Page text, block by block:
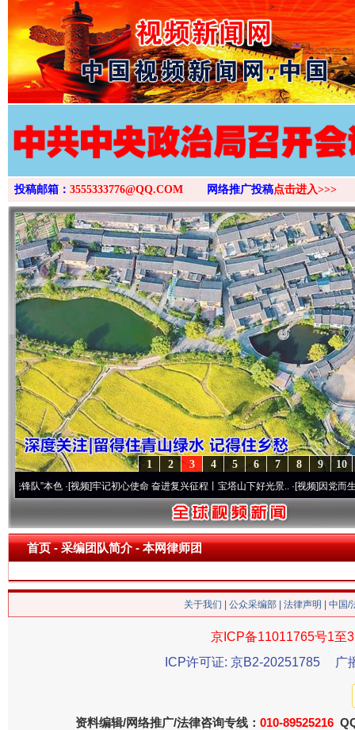
>
投稿邮箱： 3555333776@QQ.COM 网络推广投稿点击进入>>>
10
9
8
7
6
5
4
3
2
1
队”本色·[视频] 牢记初心使命 奋进复兴征程丨宝塔山下好光景..·[视频] 因党而生 为
首页-采编团队简介- 本网律师团
关于我们 公众采编部 法律声明 | 中国
京ICP备11011765号1至
ICP许可证: 京B2-20251785
广
资料编辑/网络推广/法律咨询专线： 010-89525216